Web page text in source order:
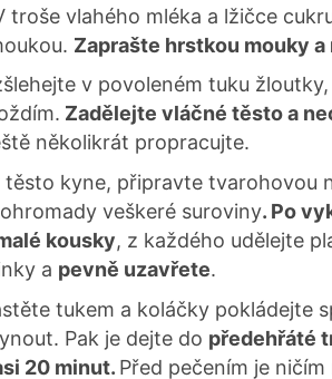
troše vlahého mléka a lžičce
Zaprašte hrstkou mouky
v povoleném tuku
Zadělejte vláčné těsto a
několikrát propracujte.
těsto kyne, připravte tvarohovou
veškeré suroviny. Po
kousky, z každého udělejte
a pevně uzavřete.
tukem a koláčky pokládejte
Pak je dejte do předehřáté
20 minut. Před pečením je